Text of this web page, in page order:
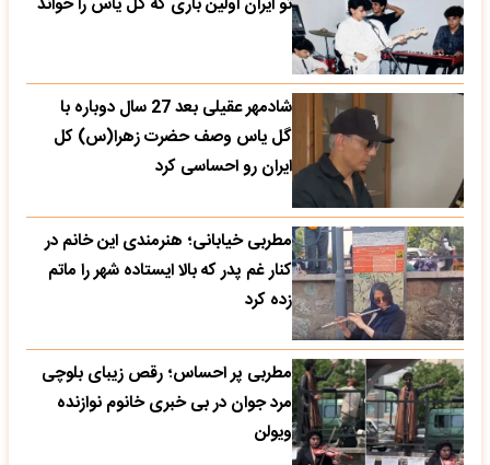
شادمهر عقیلی بعد 27 سال دوباره با
گل یاس وصف حضرت زهرا(س) کل
ایران رو احساسی کرد
مطربی خیابانی؛ هنرمندی این خانم در
کنار غم پدر که بالا ایستاده شهر را ماتم
زده کرد
مطربی پر احساس؛ رقص زیبای بلوچی
مرد جوان در بی خبری خانوم نوازنده
ویولن